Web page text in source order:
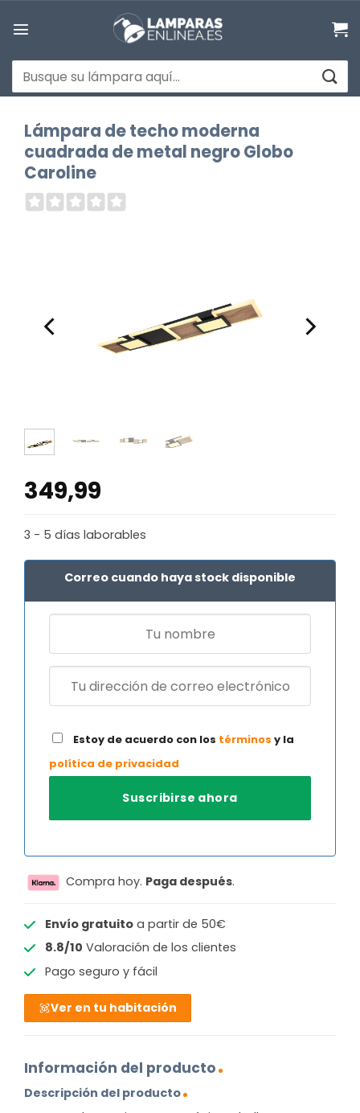
Buscar
por:
Lámpara de techo moderna
cuadrada de metal negro Globo
Caroline
349,99
3 - 5 días laborables
Correo cuando haya stock disponible
Estoy de acuerdo con los términos y la
política de privacidad
Compra hoy. Paga después.
Envío gratuitoa partir de 50€
8.8/10 Valoración de los clientes
Pago seguro y fácil
Ver en tu habitación
Información del producto
Descripción del producto